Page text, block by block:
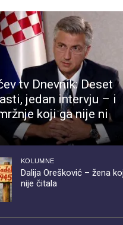
tv Dnevnik: Deset
jedan intervju – i
koji ga nije ni
KOLUMNE
Dalija Orešković – žena
nije čitala